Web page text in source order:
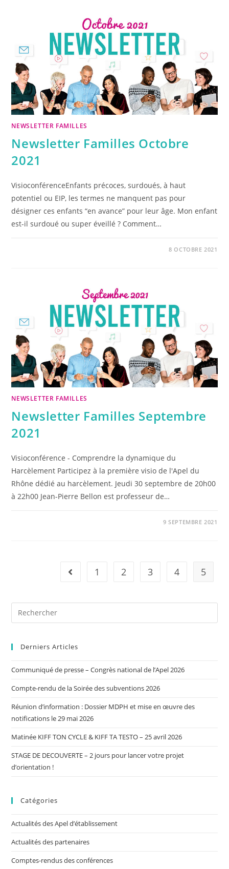
NEWSLETTER FAMILLES
Newsletter Familles Octobre
2021
VisioconférenceEnfants précoces, surdoués, à haut
potentiel ou EIP, les termes ne manquent pas pour
désigner ces enfants “en avance” pour leur âge. Mon enfant
est-il surdoué ou super éveillé ? Comment…
8 OCTOBRE 2021
NEWSLETTER FAMILLES
Newsletter Familles Septembre
2021
Visioconférence - Comprendre la dynamique du
Harcèlement Participez à la première visio de l'Apel du
Rhône dédié au harcèlement. Jeudi 30 septembre de 20h00
à 22h00 Jean-Pierre Bellon est professeur de…
9 SEPTEMBRE 2021
1 2 3 4 5
Derniers Articles
Communiqué de presse – Congrès national de l’Apel 2026
Compte-rendu de la Soirée des subventions 2026
Réunion d’information : Dossier MDPH et mise en œuvre des
notifications le 29 mai 2026
Matinée KIFF TON CYCLE & KIFF TA TESTO – 25 avril 2026
STAGE DE DECOUVERTE – 2 jours pour lancer votre projet
d’orientation !
Catégories
Actualités des Apel d’établissement
Actualités des partenaires
Comptes-rendus des conférences